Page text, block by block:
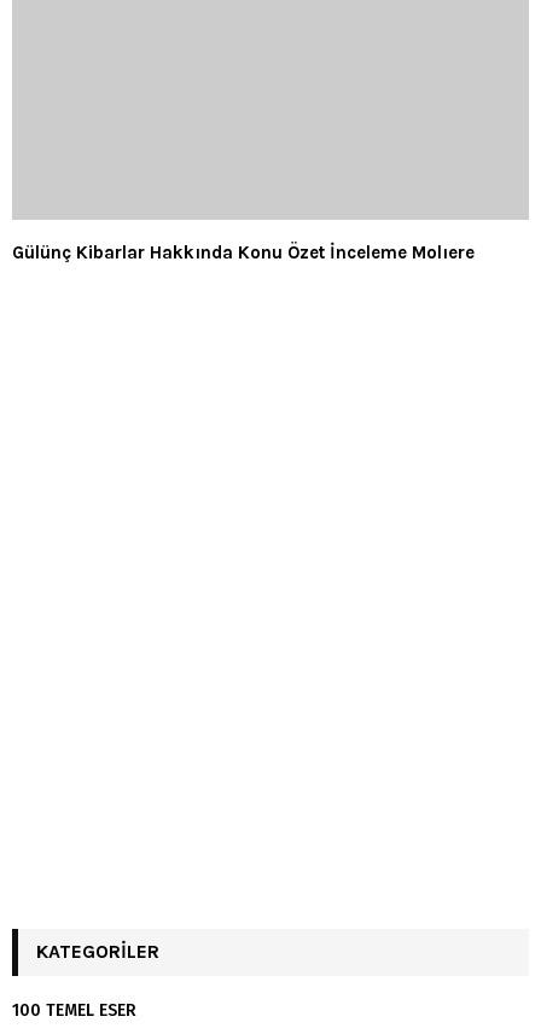
Gülünç Kibarlar Hakkında Konu Özet İnceleme Molıere
KATEGORILER
100 TEMEL ESER